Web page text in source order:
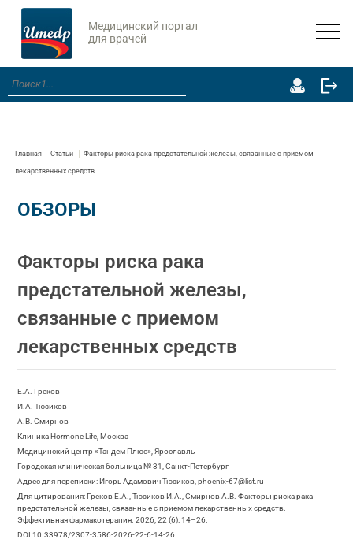
Медицинский портал
для врачей
Главная Статьи Факторы риска рака предстательной железы, связанные с приемом
лекарственных средств
ОБЗОРЫ
Факторы риска рака
предстательной железы,
связанные с приемом
лекарственных средств
Е.А. Греков
И.А. Тюзиков
А.В. Смирнов
Клиника Hormone Life, Москва
Медицинский центр «Тандем Плюс», Ярославль
Городская клиническая больница № 31, Санкт-Петербург
Адрес для переписки: Игорь Адамович Тюзиков, phoenix-67@list.ru
Для цитирования: Греков Е.А., Тюзиков И.А., Смирнов А.В. Факторы риска рака
предстательной железы, связанные с приемом лекарственных средств.
Эффективная фармакотерапия. 2026; 22 (6): 14–26.
DOI 10.33978/2307-3586-2026-22-6-14-26